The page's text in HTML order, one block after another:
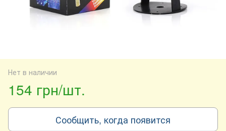
Нет в наличии
154 грн/шт.
Сообщить, когда появится